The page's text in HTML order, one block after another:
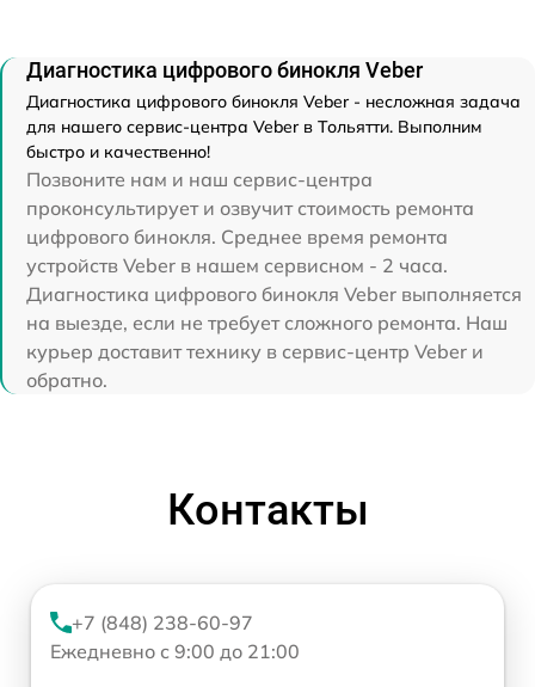
Диагностика цифрового бинокля Veber
Диагностика цифрового бинокля Veber - несложная задача
для нашего сервис-центра Veber в Тольятти. Выполним
быстро и качественно!
Позвоните нам и наш сервис-центра
проконсультирует и озвучит стоимость ремонта
цифрового бинокля. Среднее время ремонта
устройств Veber в нашем сервисном - 2 часа.
Диагностика цифрового бинокля Veber выполняется
на выезде, если не требует сложного ремонта. Наш
курьер доставит технику в сервис-центр Veber и
обратно.
Контакты
+7 (848) 238-60-97
Ежедневно с 9:00 до 21:00